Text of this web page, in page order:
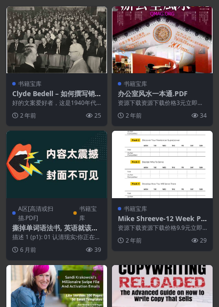
书籍宝库
Clyde Bedell – 如何撰写销
售广告[英文]
好的文案爱好者，这是1940年代
作。Bedell 是...
2 年前 25
书籍宝库
办公室风水一本通.PDF
资源下载资源下载价格3元立即购
2 年前 34
A区[高清或扫
描.PDF]
书籍宝
库
撕掉单词语法书, 英语就该这
样学.PDF
描述 1 (p1): 01 认清现实:你正在坚
底 ...6 月前 39
书籍宝库
Mike Shreeve-12 Week Pla
n To Full -Time Freelancin
g[12周计划成为全职自由职
业者】
资源下载资源下载价格9.9元立即
资源永久更新资源!...
2 年前 29